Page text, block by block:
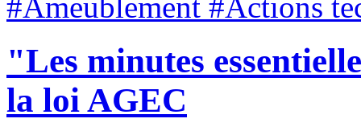
"Les minutes
la loi AGEC